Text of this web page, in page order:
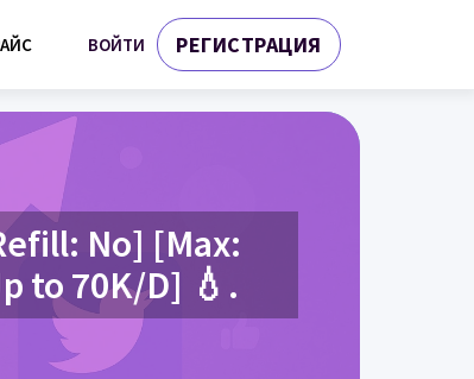
ВОЙТИ РЕГИСТРАЦИЯ
No] [Max:
to 70K/D] 💧.